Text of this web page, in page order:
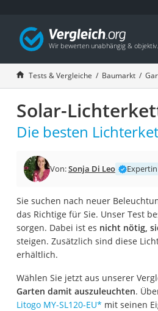
Tests & Vergleiche Baumarkt
Solar-
Die besten
Von:Sonja Di Leo Expertin
Sie suchen nach neuer
das Richtige für Sie. Unser Test
sorgen. Dabei ist es nicht nötig,
steigen. Zusätzlich sind diese
erhältlich.
Wählen Sie jetzt aus unserer
Garten damit auszuleuchten.
Litogo ‎MY-SL120-EU* mit seinen